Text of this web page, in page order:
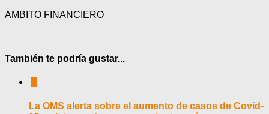
AMBITO FINANCIERO
También te podría gustar...
La OMS alerta sobre el aumento de casos de Covid-